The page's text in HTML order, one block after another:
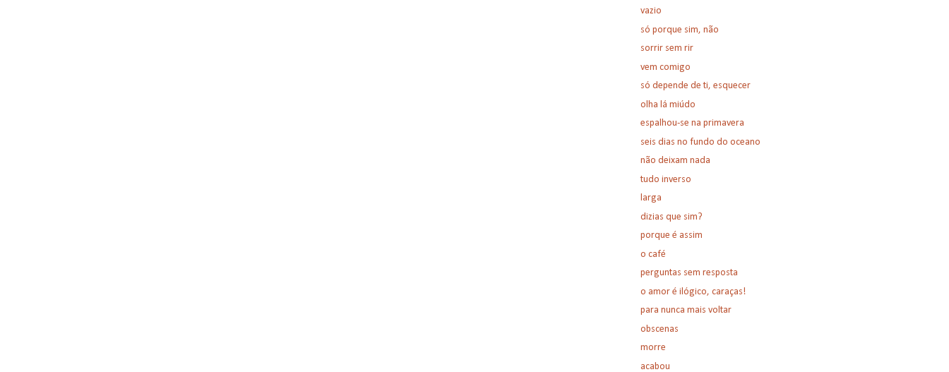
vazio
só porque sim, não
sorrir sem rir
vem comigo
só depende de ti, esquecer
olha lá miúdo
espalhou-se na primavera
seis dias no fundo do oceano
não deixam nada
tudo inverso
larga
dizias que sim?
porque é assim
o café
perguntas sem resposta
o amor é ilógico, caraças!
para nunca mais voltar
obscenas
morre
acabou